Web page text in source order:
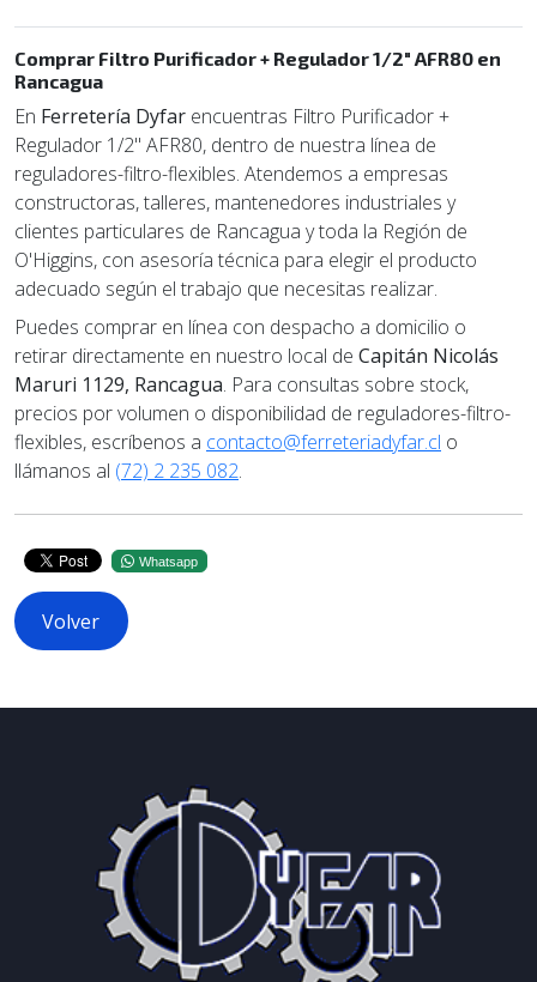
Comprar Filtro Purificador + Regulador 1/2" AFR80 en
Rancagua
En Ferretería Dyfar encuentras Filtro Purificador +
Regulador 1/2" AFR80, dentro de nuestra línea de
reguladores-filtro-flexibles. Atendemos a empresas
constructoras, talleres, mantenedores industriales y
clientes particulares de Rancagua y toda la Región de
O'Higgins, con asesoría técnica para elegir el producto
adecuado según el trabajo que necesitas realizar.
Puedes comprar en línea con despacho a domicilio o
retirar directamente en nuestro local de Capitán Nicolás
Maruri 1129, Rancagua. Para consultas sobre stock,
precios por volumen o disponibilidad de reguladores-filtro-
flexibles, escríbenos a contacto@ferreteriadyfar.cl o
llámanos al (72) 2 235 082.
Whatsapp
Volver